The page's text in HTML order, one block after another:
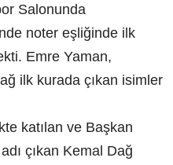
Salonunda
noter eşliğinde ilk
Emre Yaman,
ilk kurada çıkan isimler
katılan ve Başkan
çıkan Kemal Dağ